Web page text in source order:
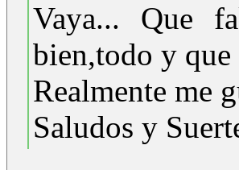
Vaya... Que
bien,todo y que
Realmente me
Saludos y